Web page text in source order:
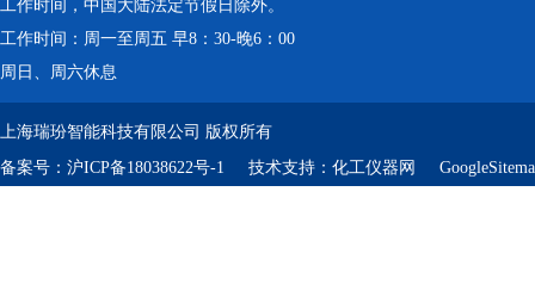
工作时间，中国大陆法定节假日除外。
工作时间：周一至周五 早8：30-晚6：00
周日、周六休息
上海瑞玢智能科技有限公司 版权所有
备案号： 沪ICP备18038622号-1 技术支持： 化工仪器网